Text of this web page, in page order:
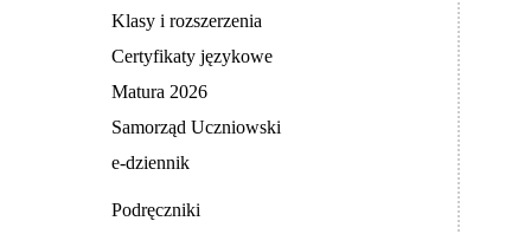
Klasy i rozszerzenia
Certyfikaty językowe
Matura 2026
Samorząd Uczniowski
e-dziennik
Podręczniki